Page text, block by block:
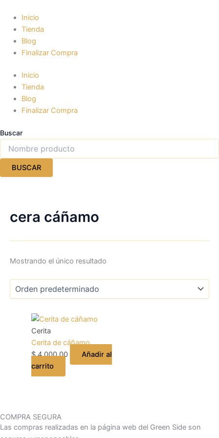
contenido
Inicio
Tienda
Blog
Finalizar Compra
Inicio
Tienda
Blog
Finalizar Compra
Buscar
BUSCAR
cera cáñamo
Mostrando el único resultado
Cerita
Cerita de cáñamo
$4.000,00
Añadir al
carrito
COMPRA SEGURA
Las compras realizadas en la página web del Green Side son